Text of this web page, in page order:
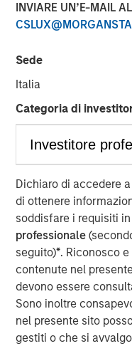
INVIARE UN’E-MAIL
Sede
Italia
Categoria di
Dichiaro di accedere
di ottenere
soddisfare i requisiti
professionale
seguito)*. Riconosco
contenute nel
devono essere
Sono inoltre
nel presente sito
gestiti o che si
Investment funds
Partners (collectively,
Desanders, Inc. (“SDI”
partnering with CEO
Company's innovative
of the transaction were
SDI, headquartered in
equipment company
assembling,
pressure equipment
other solids during the
process. The
with top Canadian
rapidly in the U.S.
by Chris Hemstock in
reputation for